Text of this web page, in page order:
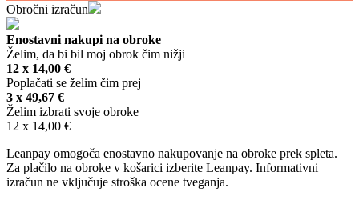
Obročni izračun
Enostavni nakupi na obroke
Želim, da bi bil moj obrok čim nižji
12 x 14,00 €
Poplačati se želim čim prej
3 x 49,67 €
Želim izbrati svoje obroke
12 x 14,00 €
Leanpay omogoča enostavno nakupovanje na obroke prek spleta.
Za plačilo na obroke v košarici izberite Leanpay. Informativni
izračun ne vključuje stroška ocene tveganja.